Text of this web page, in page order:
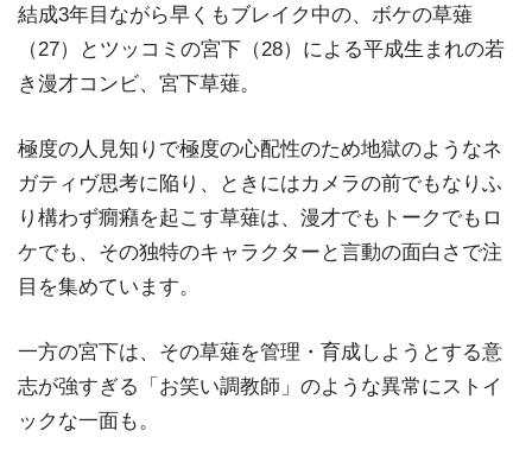
結成3年目ながら早くもブレイク中の、ボケの草薙
（27）とツッコミの宮下（28）による平成生まれの若
き漫才コンビ、宮下草薙。
極度の人見知りで極度の心配性のため地獄のようなネ
ガティヴ思考に陥り、ときにはカメラの前でもなりふ
り構わず癇癪を起こす草薙は、漫才でもトークでもロ
ケでも、その独特のキャラクターと言動の面白さで注
目を集めています。
一方の宮下は、その草薙を管理・育成しようとする意
志が強すぎる「お笑い調教師」のような異常にストイ
ックな一面も。